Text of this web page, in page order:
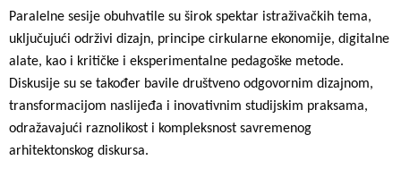
Paralelne sesije obuhvatile su širok spektar istraživačkih tema,
uključujući održivi dizajn, principe cirkularne ekonomije, digitalne
alate, kao i kritičke i eksperimentalne pedagoške metode.
Diskusije su se također bavile društveno odgovornim dizajnom,
transformacijom naslijeđa i inovativnim studijskim praksama,
odražavajući raznolikost i kompleksnost savremenog
arhitektonskog diskursa.